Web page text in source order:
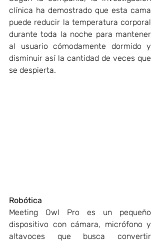
clínica ha demostrado que esta cama
puede reducir la temperatura corporal
durante toda la noche para mantener
al usuario cómodamente dormido y
disminuir así la cantidad de veces que
se despierta.
Robótica
Meeting Owl Pro es un pequeño
dispositivo con cámara, micrófono y
altavoces que busca convertir